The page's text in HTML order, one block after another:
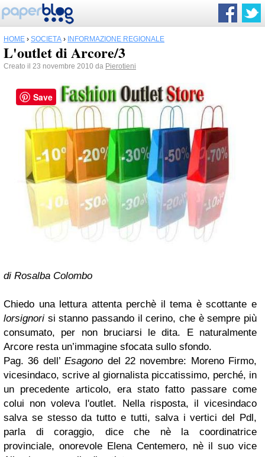
HOME › SOCIETÀ › INFORMAZIONE REGIONALE
L'outlet di Arcore/3
Creato il 23 novembre 2010 da Pierotieni
di Rosalba Colombo
Chiedo una lettura attenta perchè il tema è scottante e
lorsignori si stanno passando il cerino, che è sempre più
consumato, per non bruciarsi le dita. E naturalmente
Arcore resta un’immagine sfocata sullo sfondo.
Pag. 36 dell’Esagono del 22 novembre: Moreno Firmo,
vicesindaco, scrive al giornalista piccatissimo, perché, in
un precedente articolo, era stato fatto passare come
colui non voleva l'outlet. Nella risposta, il vicesindaco
salva se stesso da tutto e tutti, salva i vertici del Pdl,
parla di coraggio, dice che nè la coordinatrice
provinciale, onorevole Elena Centemero, nè il suo vice
Save